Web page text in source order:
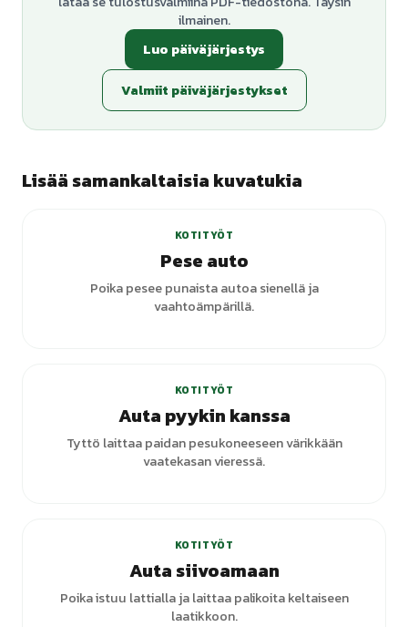
ilmainen.
Luo päiväjärjestys
Valmiit päiväjärjestykset
Lisää samankaltaisia kuvatukia
+1
KOTITYÖT
Pese auto
Poika pesee punaista autoa sienellä ja
vaahtoämpärillä.
KOTITYÖT
Auta pyykin kanssa
Tyttö laittaa paidan pesukoneeseen värikkään
vaatekasan vieressä.
KOTITYÖT
Auta siivoamaan
Poika istuu lattialla ja laittaa palikoita keltaiseen
laatikkoon.